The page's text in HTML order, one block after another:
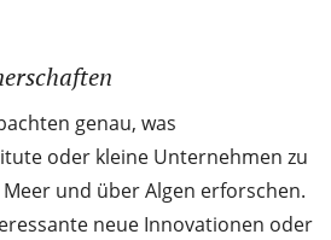
genau, was
oder kleine Unternehmen zu
und über Algen erforschen.
neue Innovationen oder